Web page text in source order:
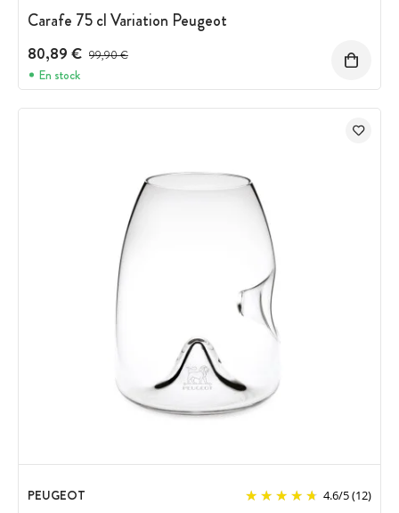
Carafe 75 cl Variation Peugeot
80,89 € Prix avant réduction :
99,90 €
En stock
PEUGEOT 4.6/5(12)